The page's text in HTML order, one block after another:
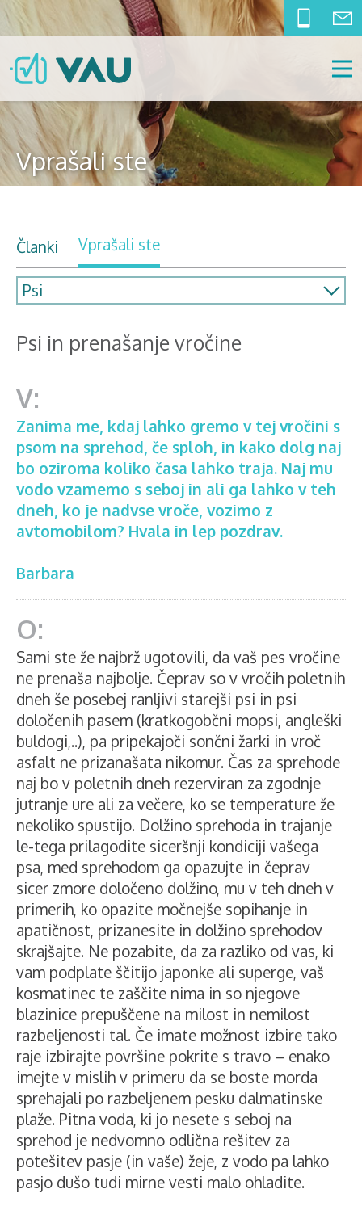
Vprašali ste
Članki Vprašali ste
Psi in prenašanje vročine
Zanima me, kdaj lahko gremo v tej vročini s
psom na sprehod, če sploh, in kako dolg naj
bo oziroma koliko časa lahko traja. Naj mu
vodo vzamemo s seboj in ali ga lahko v teh
dneh, ko je nadvse vroče, vozimo z
avtomobilom? Hvala in lep pozdrav.
Barbara
Sami ste že najbrž ugotovili, da vaš pes vročine
ne prenaša najbolje. Čeprav so v vročih poletnih
dneh še posebej ranljivi starejši psi in psi
določenih pasem (kratkogobčni mopsi, angleški
buldogi,..), pa pripekajoči sončni žarki in vroč
asfalt ne prizanašata nikomur. Čas za sprehode
naj bo v poletnih dneh rezerviran za zgodnje
jutranje ure ali za večere, ko se temperature že
nekoliko spustijo. Dolžino sprehoda in trajanje
le-tega prilagodite siceršnji kondiciji vašega
psa, med sprehodom ga opazujte in čeprav
sicer zmore določeno dolžino, mu v teh dneh v
primerih, ko opazite močnejše sopihanje in
apatičnost, prizanesite in dolžino sprehodov
skrajšajte. Ne pozabite, da za razliko od vas, ki
vam podplate ščitijo japonke ali superge, vaš
kosmatinec te zaščite nima in so njegove
blazinice prepuščene na milost in nemilost
razbeljenosti tal. Če imate možnost izbire tako
raje izbirajte površine pokrite s travo – enako
imejte v mislih v primeru da se boste morda
sprehajali po razbeljenem pesku dalmatinske
plaže. Pitna voda, ki jo nesete s seboj na
sprehod je nedvomno odlična rešitev za
potešitev pasje (in vaše) žeje, z vodo pa lahko
pasjo dušo tudi mirne vesti malo ohladite.